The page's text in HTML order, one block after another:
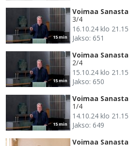
15 min
Voimaa Sanasta
3/4
16.10.24 klo 21.15
Jakso: 651
15 min
Voimaa Sanasta
2/4
15.10.24 klo 21.15
Jakso: 650
15 min
Voimaa Sanasta
1/4
14.10.24 klo 21.15
Jakso: 649
Voimaa Sanasta